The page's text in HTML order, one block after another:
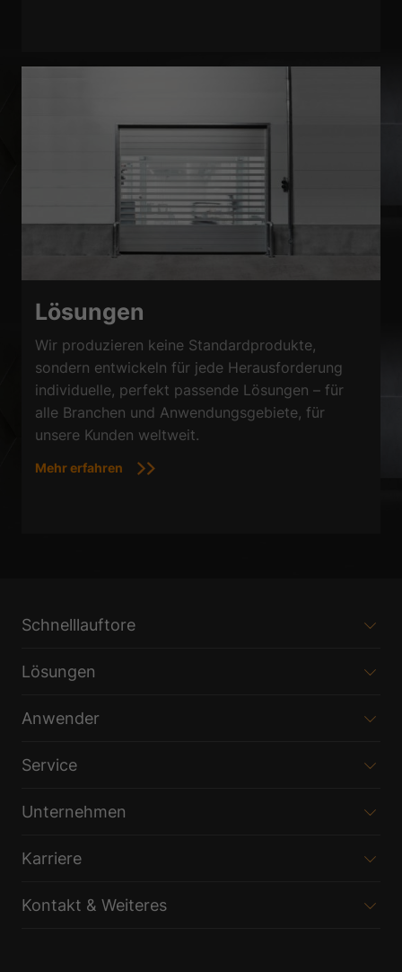
Lösungen
Wir produzieren keine Standardprodukte,
sondern entwickeln für jede Herausforderung
individuelle, perfekt passende Lösungen – für
alle Branchen und Anwendungsgebiete, für
unsere Kunden weltweit.
Mehr erfahren
Schnelllauftore
Lösungen
Anwender
Service
Unternehmen
Karriere
Kontakt & Weiteres